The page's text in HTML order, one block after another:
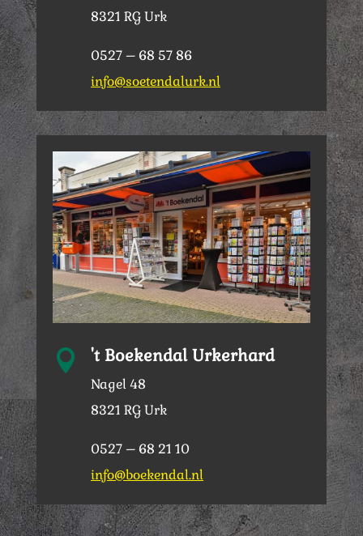
8321 RG Urk
0527 – 68 57 86
info@soetendalurk.nl
 't Boekendal Urkerhard
Nagel 48
8321 RG Urk
0527 – 68 21 10
info@boekendal.nl